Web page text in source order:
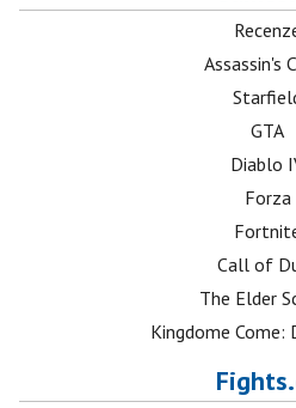
Assassin's
GTA
Diablo
Forza
Call of
The Elder
Kingdome Come: